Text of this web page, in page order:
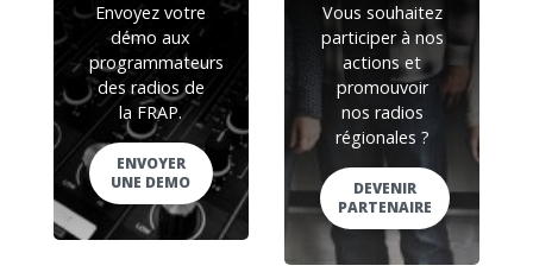
Envoyez votre
démo aux
programmateurs
des radios de
la FRAP.
ENVOYER
UNE DEMO
Vous souhaitez
participer à nos
actions et
promouvoir
nos radios
régionales ?
DEVENIR
PARTENAIRE